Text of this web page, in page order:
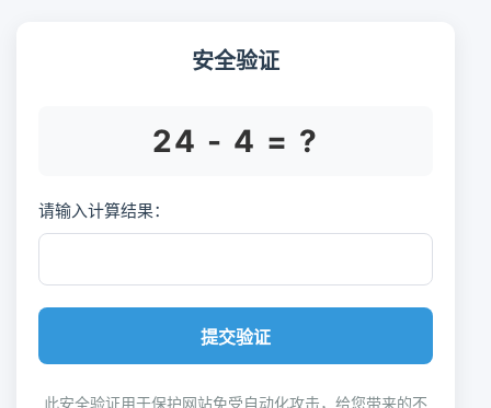
安全验证
24 - 4 = ?
请输入计算结果：
提交验证
此安全验证用于保护网站免受自动化攻击，给您带来的不